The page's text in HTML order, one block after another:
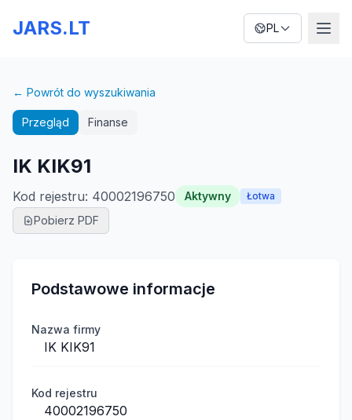
JARS.LT PL
← Powrót do wyszukiwania
Przegląd Finanse
IK KIK91
Kod rejestru: 40002196750 Aktywny Łotwa
Pobierz PDF
Podstawowe informacje
Nazwa firmy
IK KIK91
Kod rejestru
40002196750